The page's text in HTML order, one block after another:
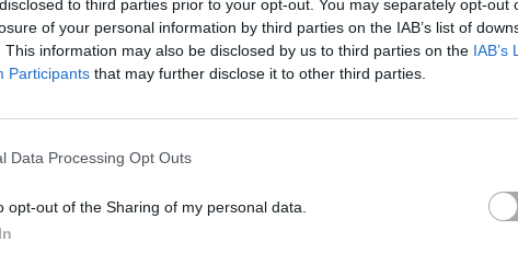
to third parties prior to your opt-out. You may separately opt-out
of your personal information by third parties on the IAB’s list of
This information may also be disclosed by us to third parties on the IAB’s
Participants that may further disclose it to other third parties.
Data Processing Opt Outs
opt-out of the Sharing of my personal data.